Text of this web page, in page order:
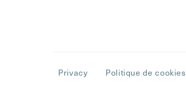
Privacy Politique de cookies